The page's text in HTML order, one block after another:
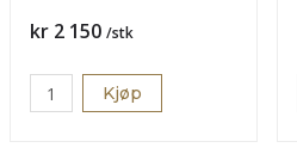
Pris
kr 2 150 /stk
Kjøp